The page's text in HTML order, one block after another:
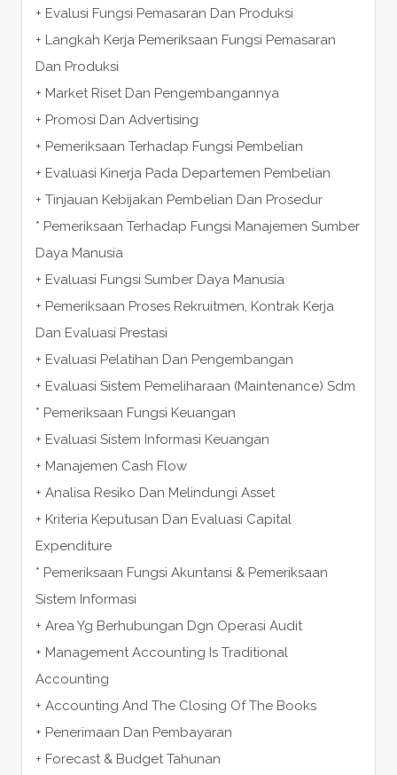
+ Evalusi Fungsi Pemasaran Dan Produksi
+ Langkah Kerja Pemeriksaan Fungsi Pemasaran
Dan Produksi
+ Market Riset Dan Pengembangannya
+ Promosi Dan Advertising
+ Pemeriksaan Terhadap Fungsi Pembelian
+ Evaluasi Kinerja Pada Departemen Pembelian
+ Tinjauan Kebijakan Pembelian Dan Prosedur
* Pemeriksaan Terhadap Fungsi Manajemen Sumber
Daya Manusia
+ Evaluasi Fungsi Sumber Daya Manusia
+ Pemeriksaan Proses Rekruitmen, Kontrak Kerja
Dan Evaluasi Prestasi
+ Evaluasi Pelatihan Dan Pengembangan
+ Evaluasi Sistem Pemeliharaan (Maintenance) Sdm
* Pemeriksaan Fungsi Keuangan
+ Evaluasi Sistem Informasi Keuangan
+ Manajemen Cash Flow
+ Analisa Resiko Dan Melindungi Asset
+ Kriteria Keputusan Dan Evaluasi Capital
Expenditure
* Pemeriksaan Fungsi Akuntansi & Pemeriksaan
Sistem Informasi
+ Area Yg Berhubungan Dgn Operasi Audit
+ Management Accounting Is Traditional
Accounting
+ Accounting And The Closing Of The Books
+ Penerimaan Dan Pembayaran
+ Forecast & Budget Tahunan